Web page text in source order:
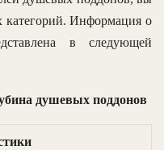
категорий. Информация о
в следующей
душевых поддонов